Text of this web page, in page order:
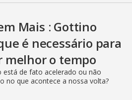
Mais : Gottino
é necessário para
melhor o tempo
está de fato acelerado ou não
no que acontece a nossa volta?